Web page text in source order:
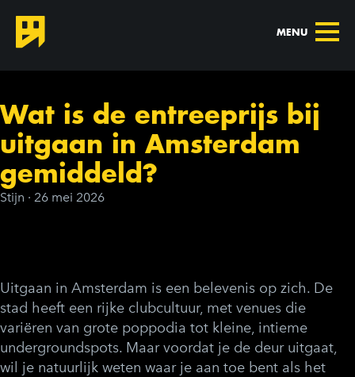
MENU
Wat is de entreeprijs bij
uitgaan in Amsterdam
gemiddeld?
Stijn · 26 mei 2026
Uitgaan in Amsterdam is een belevenis op zich. De
stad heeft een rijke clubcultuur, met venues die
variëren van grote poppodia tot kleine, intieme
undergroundspots. Maar voordat je de deur uitgaat,
wil je natuurlijk weten waar je aan toe bent als het